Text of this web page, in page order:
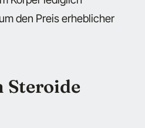
den Preis erheblicher
Steroide